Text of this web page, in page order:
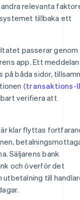
relevanta
tillbaka ett
passerar
app. Ett
båda sidor,
(transaktions-
verifiera att
klar flyttas
Säljarens bank
och överför det
till